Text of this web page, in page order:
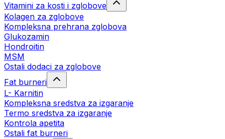
Vitamini za kosti i zglobove
Kolagen za zglobove
Kompleksna prehrana zglobova
Glukozamin
Hondroitin
MSM
Ostali dodaci za zglobove
Fat burneri
L- Karnitin
Kompleksna sredstva za izgaranje
Termo sredstva za izgaranje
Kontrola apetita
Ostali fat burneri